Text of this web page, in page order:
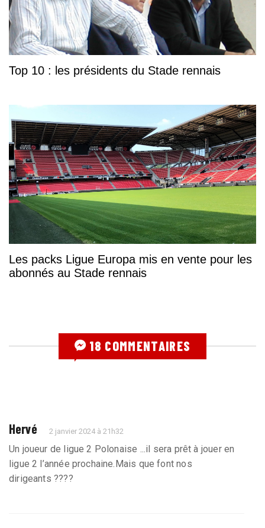
Top 10 : les présidents du Stade rennais
Les packs Ligue Europa mis en vente pour les
abonnés au Stade rennais
18 COMMENTAIRES
Hervé 2 janvier 2024 à 21h32
Un joueur de ligue 2 Polonaise ...il sera prêt à jouer en
ligue 2 l’année prochaine.Mais que font nos
dirigeants ????